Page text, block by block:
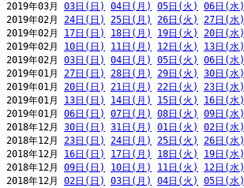
2019年03月 03日(日) 04日(月) 05日(火) 06日(水)
2019年02月 24日(日) 25日(月) 26日(火) 27日(水)
2019年02月 17日(日) 18日(月) 19日(火) 20日(水)
2019年02月 10日(日) 11日(月) 12日(火) 13日(水)
2019年02月 03日(日) 04日(月) 05日(火) 06日(水)
2019年01月 27日(日) 28日(月) 29日(火) 30日(水)
2019年01月 20日(日) 21日(月) 22日(火) 23日(水)
2019年01月 13日(日) 14日(月) 15日(火) 16日(水)
2019年01月 06日(日) 07日(月) 08日(火) 09日(水)
2018年12月 30日(日) 31日(月) 01日(火) 02日(水)
2018年12月 23日(日) 24日(月) 25日(火) 26日(水)
2018年12月 16日(日) 17日(月) 18日(火) 19日(水)
2018年12月 09日(日) 10日(月) 11日(火) 12日(水)
2018年12月 02日(日) 03日(月) 04日(火) 05日(水)